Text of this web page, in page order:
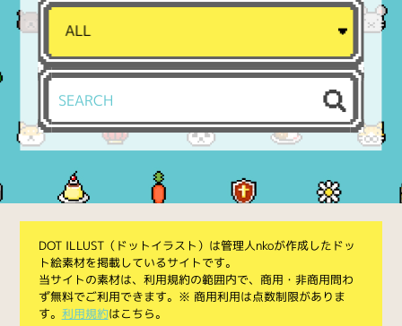
DOT ILLUST（ドットイラスト）は管理人nkoが作成したドッ
ト絵素材を掲載しているサイトです。
当サイトの素材は、利用規約の範囲内で、商用・非商用問わ
ず無料でご利用できます。※ 商用利用は点数制限がありま
す。 利用規約はこちら。